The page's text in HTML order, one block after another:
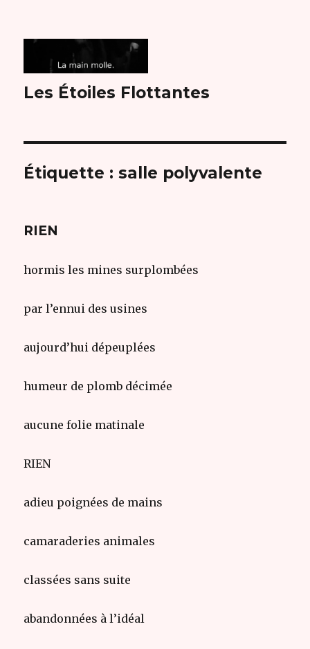
Les Étoiles Flottantes
Étiquette :salle polyvalente
RIEN
hormis les mines surplombées
par l’ennui des usines
aujourd’hui dépeuplées
humeur de plomb décimée
aucune folie matinale
RIEN
adieu poignées de mains
camaraderies animales
classées sans suite
abandonnées à l’idéal